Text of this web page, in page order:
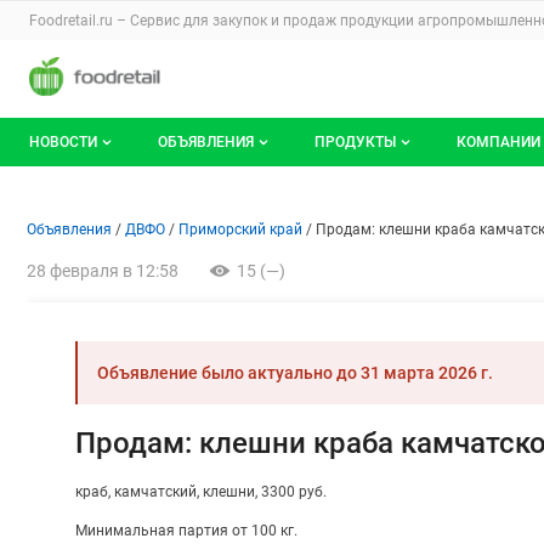
Раздел навигации по сайту
Foodretail.ru – Сервис для закупок и продаж продукции
Авторизация и меню пользователя
Навигация по разделам сайта foodretail.ru
НОВОСТИ ОБЪЯВЛЕНИЯ ПРОДУКТЫ КОМПАНИИ
Объявление: Продам: клешни
Информация о объявлении
Навигация и управление
Объявления ДВФО Приморский край Продам: клешни краба
28 февраля в 12:58 15 (—)
Объявление было актуально до31 марта 2026 г.
Продам: клешни краба
краб камчатский клешни 3300 руб.
Минимальная партия от 100 кг.